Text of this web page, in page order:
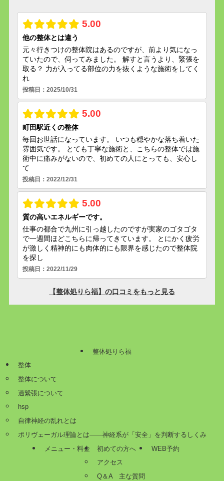
整体処りら福
整体
整体について
過緊張について
hsp
自律神経の乱れとは
ポリヴェーガル理論とは——神経系が「安全」を判断するしくみ
メニュー・料金
初めての方へ
アクセス
Q＆A 主な質問
WEB予約